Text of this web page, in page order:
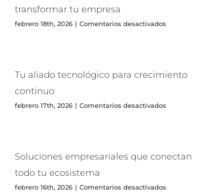
transformar tu empresa
febrero 18th, 2026 | Comentarios desactivadosen
para
transformar
Tu aliado tecnológico para crecimiento
continuo
febrero 17th, 2026 | Comentarios desactivadosen
crecimiento
continuo
Soluciones empresariales que conectan
todo tu ecosistema
febrero 16th, 2026 | Comentarios desactivadosen